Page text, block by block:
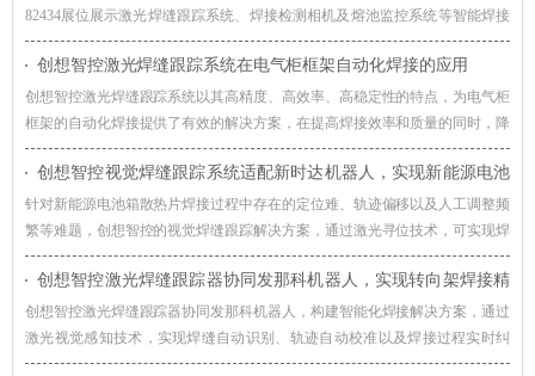
82434展位展示激光焊缝跟踪系统、焊接检测相机及熔池监控系统等智能焊接
解决方案，诚邀广大客户莅临交流，共同探讨焊接自动化与智能制造的发展趋
势。创想智控激光焊缝跟踪系统在电气柜框架自动化焊接的应用
创想智控激光焊缝跟踪系统以其高精度、高效率、高稳定性的特点，为电气柜
框架的自动化焊接提供了有效的解决方案，在提高焊接效率和质量的同时，降
低了生产成本，提升了企业的竞争力。
创想智控视觉焊缝跟踪系统适配新时达机器人，实现新能源电池
箱散热片焊接智能化升级
针对新能源电池箱散热片焊接过程中存在的定位难、轨迹偏移以及人工调整频
繁等难题，创想智控的视觉焊缝跟踪解决方案，通过激光寻位技术，可实现焊
接过程智能化升级。
创想智控激光焊缝跟踪器协同发那科机器人，实现转向架焊接精
准自动化
创想智控激光焊缝跟踪器协同发那科机器人，构建智能化焊接解决方案，通过
激光视觉感知技术，实现焊缝自动识别、轨迹自动校准以及焊接过程实时纠
偏，提升机器人焊接系统对车辆转向架适应能力。